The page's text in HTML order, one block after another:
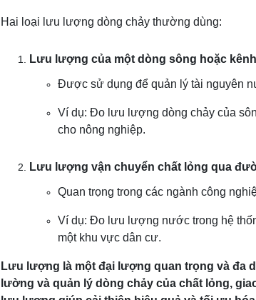
Hai loại lưu lượng dòng chảy thường dùng:
Lưu lượng của một dòng sông hoặc
Được sử dụng để quản lý tài nguyên
Ví dụ: Đo lưu lượng dòng chảy của
cho nông nghiệp.
Lưu lượng vận chuyển chất lỏng qua
Quan trọng trong các ngành công
Ví dụ: Đo lưu lượng nước trong hệ
một khu vực dân cư.
Lưu lượng là một đại lượng quan trọng và đa
lường và quản lý dòng chảy của chất lỏng,